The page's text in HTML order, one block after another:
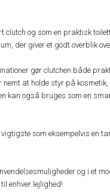
og som en praktisk
der giver et godt overblik
gør clutchen både
at holde styr på
kan også bruges som en
som eksempelvis en
og i et
enhver lejlighed!